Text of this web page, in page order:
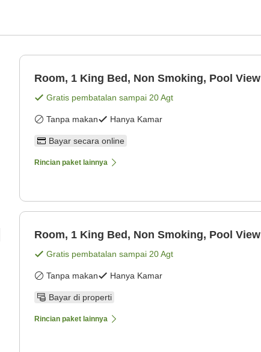
Room, 1 King Bed, Non Smoking, Pool View
Gratis pembatalan sampai 20 Agt
Tanpa makan Hanya Kamar
Bayar secara online
Rincian paket lainnya
Room, 1 King Bed, Non Smoking, Pool View
Gratis pembatalan sampai 20 Agt
Tanpa makan Hanya Kamar
Bayar di properti
Rincian paket lainnya